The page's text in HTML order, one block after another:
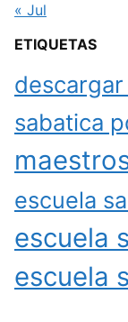
« Jul
ETIQUETAS
sabatica
escuela
escuela
escuela